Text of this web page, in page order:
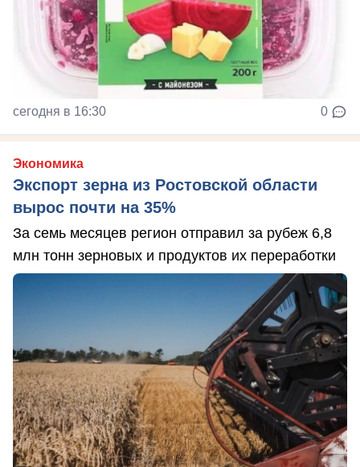
сегодня в 16:30 0
Экономика
Экспорт зерна из Ростовской области
вырос почти на 35%
За семь месяцев регион отправил за рубеж 6,8
млн тонн зерновых и продуктов их переработки